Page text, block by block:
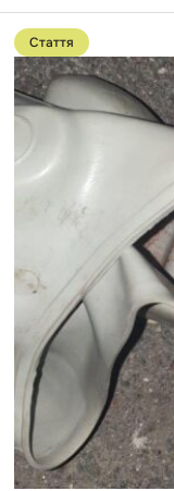
Перейти
до
публікації
Стрілянина
посеред
Броварів,
розстріл
військових,
зґвалтування
Кагарлику:
найгучніших
кримінальних
подій
Стаття